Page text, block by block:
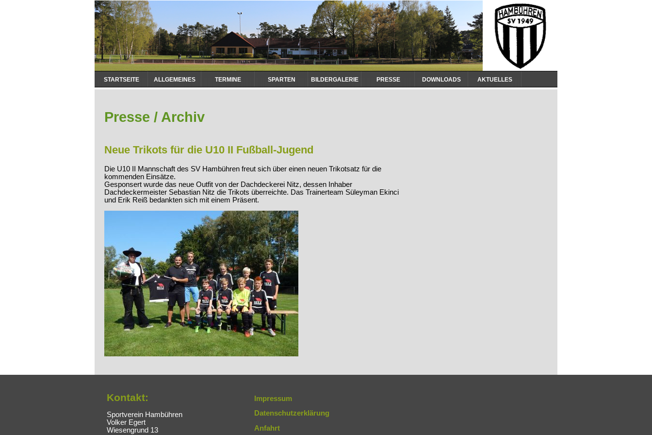
Navigation
überspringen
STARTSEITE ALLGEMEINES TERMINE SPARTEN BILDERGALERIE PRESSE DOWNLOADS AKTUELLES
Presse / Archiv
Neue Trikots für die U10 II Fußball-Jugend
Die U10 II Mannschaft des SV Hambühren freut sich über einen neuen Trikotsatz für die
kommenden Einsätze.
Gesponsert wurde das neue Outfit von der Dachdeckerei Nitz, dessen Inhaber
Dachdeckermeister Sebastian Nitz die Trikots überreichte. Das Trainerteam Süleyman Ekinci
und Erik Reiß bedankten sich mit einem Präsent.
Kontakt:
Sportverein Hambühren
Volker Egert
Wiesengrund 13
Impressum
Datenschutzerklärung
Anfahrt